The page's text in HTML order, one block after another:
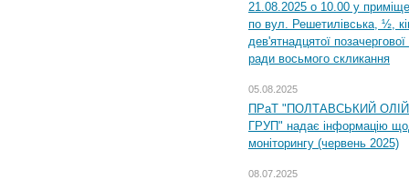
21.08.2025 о 10.00 у
по вул. Решетилівська, ½,
дев'ятнадцятої
ради восьмого скликання
05.08.2025
ПРаТ "ПОЛТАВСЬКИЙ
ГРУП" надає інформацію
моніторингу (червень 2025)
08.07.2025